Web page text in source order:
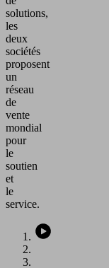
solutions,
les
deux
sociétés
proposent
un
réseau
de
vente
mondial
pour
le
soutien
et
le
service.